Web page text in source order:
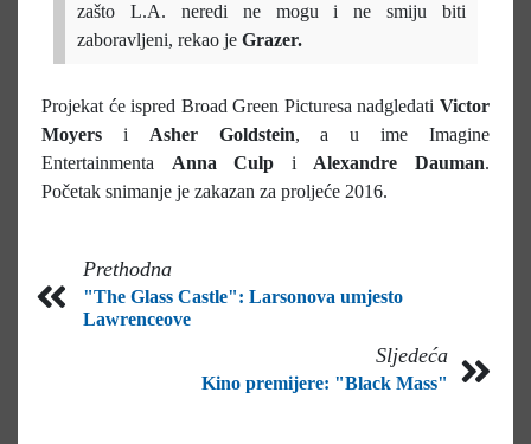
zašto L.A. neredi ne mogu i ne smiju biti
zaboravljeni, rekao je Grazer.
Projekat će ispred Broad Green Picturesa nadgledati Victor
Moyers i Asher Goldstein, a u ime Imagine
Entertainmenta Anna Culp i Alexandre Dauman.
Početak snimanje je zakazan za proljeće 2016.
Prethodna
"The Glass Castle": Larsonova umjesto
Lawrenceove
Sljedeća
Kino premijere: "Black Mass"